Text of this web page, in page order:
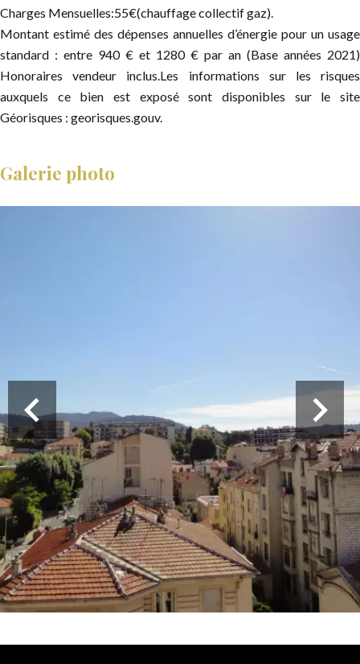
Charges Mensuelles:55€(chauffage collectif gaz).
Montant estimé des dépenses annuelles d’énergie pour un usage
standard : entre 940 € et 1280 € par an (Base années 2021)
Honoraires vendeur inclus.Les informations sur les risques
auxquels ce bien est exposé sont disponibles sur le site
Géorisques : georisques.gouv.
Galerie photo